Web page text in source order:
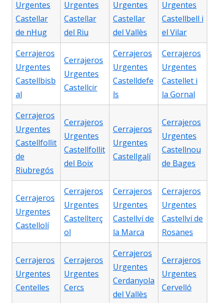
Urgentes
Castellar
de nHug
Urgentes
Castellar
del Riu
Urgentes
Castellar
del Vallès
Urgentes
Castellbell i
el Vilar
Cerrajeros
Urgentes
Castellbisb
al
Cerrajeros
Urgentes
Castellcir
Cerrajeros
Urgentes
Castelldefe
ls
Cerrajeros
Urgentes
Castellet i
la Gornal
Cerrajeros
Urgentes
Castellfollit
de
Riubregós
Cerrajeros
Urgentes
Castellfollit
del Boix
Cerrajeros
Urgentes
Castellgalí
Cerrajeros
Urgentes
Castellnou
de Bages
Cerrajeros
Urgentes
Castellolí
Cerrajeros
Urgentes
Castellterç
ol
Cerrajeros
Urgentes
Castellví de
la Marca
Cerrajeros
Urgentes
Castellví de
Rosanes
Cerrajeros
Urgentes
Centelles
Cerrajeros
Urgentes
Cercs
Cerrajeros
Urgentes
Cerdanyola
del Vallès
Cerrajeros
Urgentes
Cervelló